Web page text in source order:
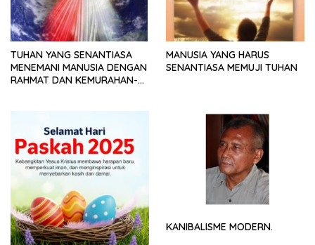
TUHAN YANG SENANTIASA
MENEMANI MANUSIA DENGAN
RAHMAT DAN KEMURAHAN-
MANUSIA YANG HARUS
SENANTIASA MEMUJI TUHAN
KANIBALISME MODERN.